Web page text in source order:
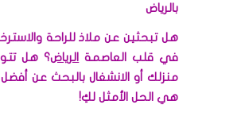
بالرياض
هل تبحثين عن ملاذ للراحة
في قلب العاصمة
الرياض؟ هل
منزلك أو الانشغال بالبحث عن
هي الحل الأمثل لكِ!